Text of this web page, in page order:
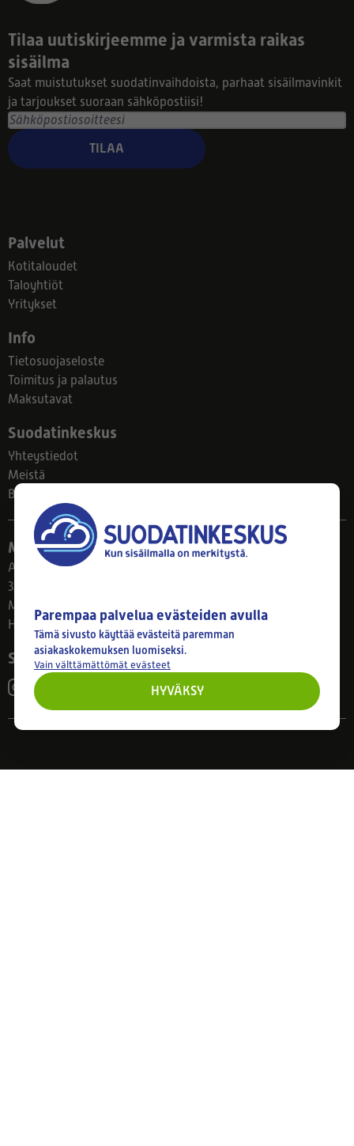
Tilaa uutiskirjeemme ja varmista raikas
sisäilma
Saat muistutukset suodatinvaihdoista, parhaat sisäilmavinkit
ja tarjoukset suoraan sähköpostiisi!
TILAA
Palvelut
Kotitaloudet
Taloyhtiöt
Yritykset
Info
Tietosuojaseloste
Toimitus ja palautus
Maksutavat
Suodatinkeskus
Yhteystiedot
Meistä
Blogi
Myymälä
Ahlmanintie 61
33800 Tampere
Ma–Pe 8–17
Huom! Myymälän poikkeusaukiolot: 27.7.-21.8. klo 8-16
Seuraa meitä
Parempaa palvelua evästeiden avulla
Tämä sivusto käyttää evästeitä paremman
asiakaskokemuksen luomiseksi.
Vain välttämättömät evästeet
HYVÄKSY